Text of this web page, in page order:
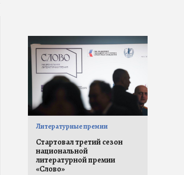
Литературные премии
Стартовал третий сезон
национальной
литературной премии
«Слово»